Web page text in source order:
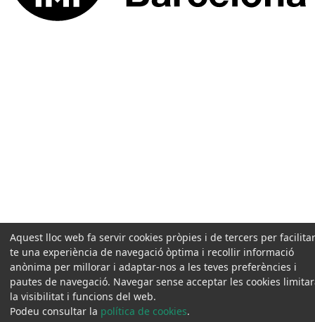
Aquest lloc web fa servir cookies pròpies i de tercers per
te una experiència de navegació òptima i recollir informació
anònima per millorar i adaptar-nos a les teves preferències i
pautes de navegació. Navegar sense acceptar les cookies
la visibilitat i funcions del web.
Podeu consultar la política de cookies.